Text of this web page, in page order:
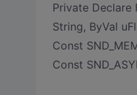
Private Declare
String, ByVal
Const
Const